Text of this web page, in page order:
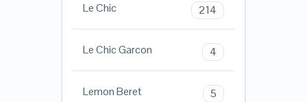
Le Chic 214
Le Chic Garcon 4
Lemon Beret 5